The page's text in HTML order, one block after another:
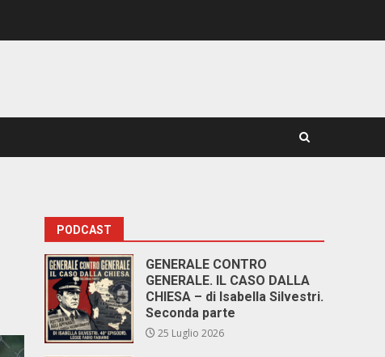
PODCAST
GENERALE CONTRO
GENERALE. IL CASO DALLA
CHIESA – di Isabella Silvestri.
Seconda parte
25 Luglio 2026